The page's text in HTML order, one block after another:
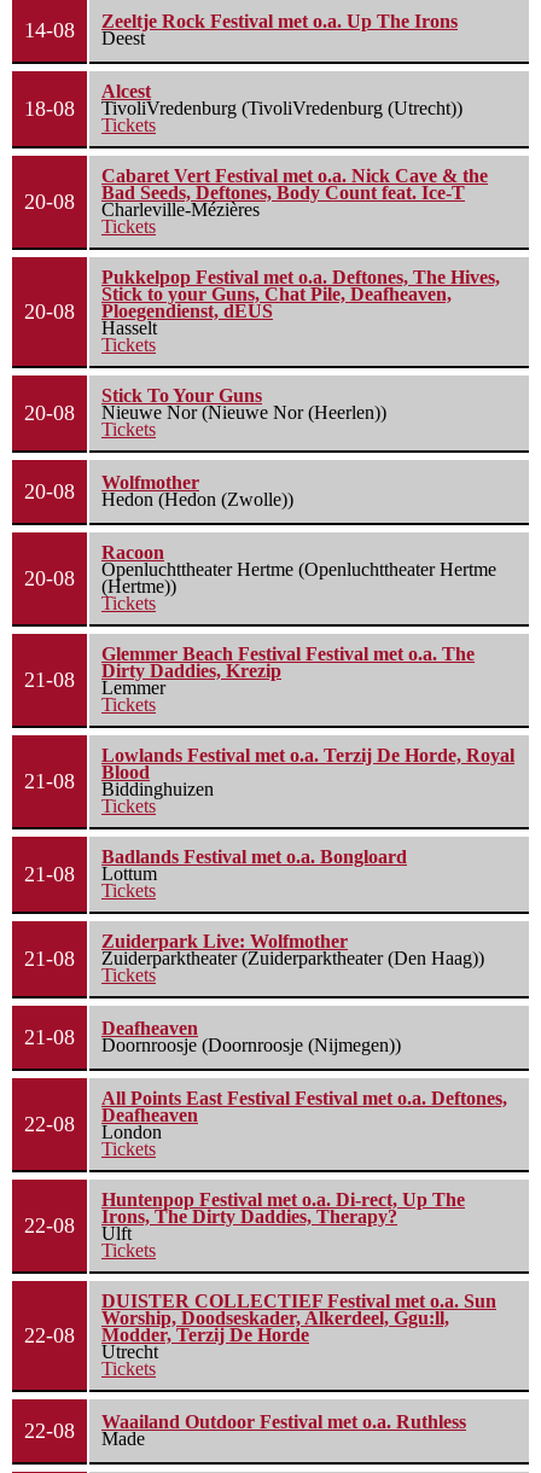
14-08
Zeeltje Rock Festival met o.a. Up The Irons
Deest
18-08
Alcest
TivoliVredenburg (TivoliVredenburg (Utrecht))
Tickets
20-08
Cabaret Vert Festival met o.a. Nick Cave & the
Bad Seeds, Deftones, Body Count feat. Ice-T
Charleville-Mézières
Tickets
20-08
Pukkelpop Festival met o.a. Deftones, The Hives,
Stick to your Guns, Chat Pile, Deafheaven,
Ploegendienst, dEUS
Hasselt
Tickets
20-08
Stick To Your Guns
Nieuwe Nor (Nieuwe Nor (Heerlen))
Tickets
20-08
Wolfmother
Hedon (Hedon (Zwolle))
20-08
Racoon
Openluchttheater Hertme (Openluchttheater Hertme
(Hertme))
Tickets
21-08
Glemmer Beach Festival Festival met o.a. The
Dirty Daddies, Krezip
Lemmer
Tickets
21-08
Lowlands Festival met o.a. Terzij De Horde, Royal
Blood
Biddinghuizen
Tickets
21-08
Badlands Festival met o.a. Bongloard
Lottum
Tickets
21-08
Zuiderpark Live: Wolfmother
Zuiderparktheater (Zuiderparktheater (Den Haag))
Tickets
21-08
Deafheaven
Doornroosje (Doornroosje (Nijmegen))
22-08
All Points East Festival Festival met o.a. Deftones,
Deafheaven
London
Tickets
22-08
Huntenpop Festival met o.a. Di-rect, Up The
Irons, The Dirty Daddies, Therapy?
Ulft
Tickets
22-08
DUISTER COLLECTIEF Festival met o.a. Sun
Worship, Doodseskader, Alkerdeel, Ggu:ll,
Modder, Terzij De Horde
Utrecht
Tickets
22-08
Waailand Outdoor Festival met o.a. Ruthless
Made